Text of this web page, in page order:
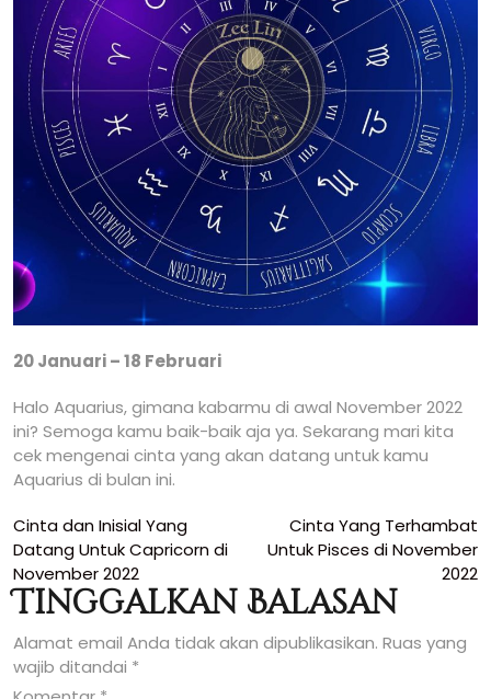
20 Januari – 18 Februari
Halo Aquarius, gimana kabarmu di awal November 2022
ini? Semoga kamu baik-baik aja ya. Sekarang mari kita
cek mengenai cinta yang akan datang untuk kamu
Aquarius di bulan ini.
Navigasi
pos
Cinta dan Inisial Yang
Datang Untuk Capricorn di
November 2022
Cinta Yang Terhambat
Untuk Pisces di November
2022
Tinggalkan Balasan
Alamat email Anda tidak akan dipublikasikan. Ruas yang
wajib ditandai *